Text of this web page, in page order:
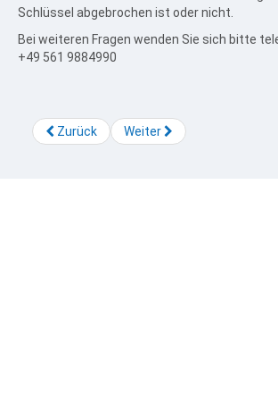
Schlüssel abgebrochen ist oder nicht.
Bei weiteren Fragen wenden Sie sich bitte
+49 561 9884990
Zurück Weiter